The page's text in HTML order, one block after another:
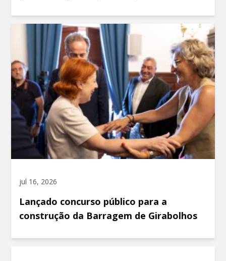
jul 16, 2026
Lançado concurso público para a
construção da Barragem de Girabolhos